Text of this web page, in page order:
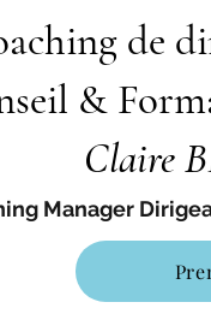
de
&
Claire
Manager